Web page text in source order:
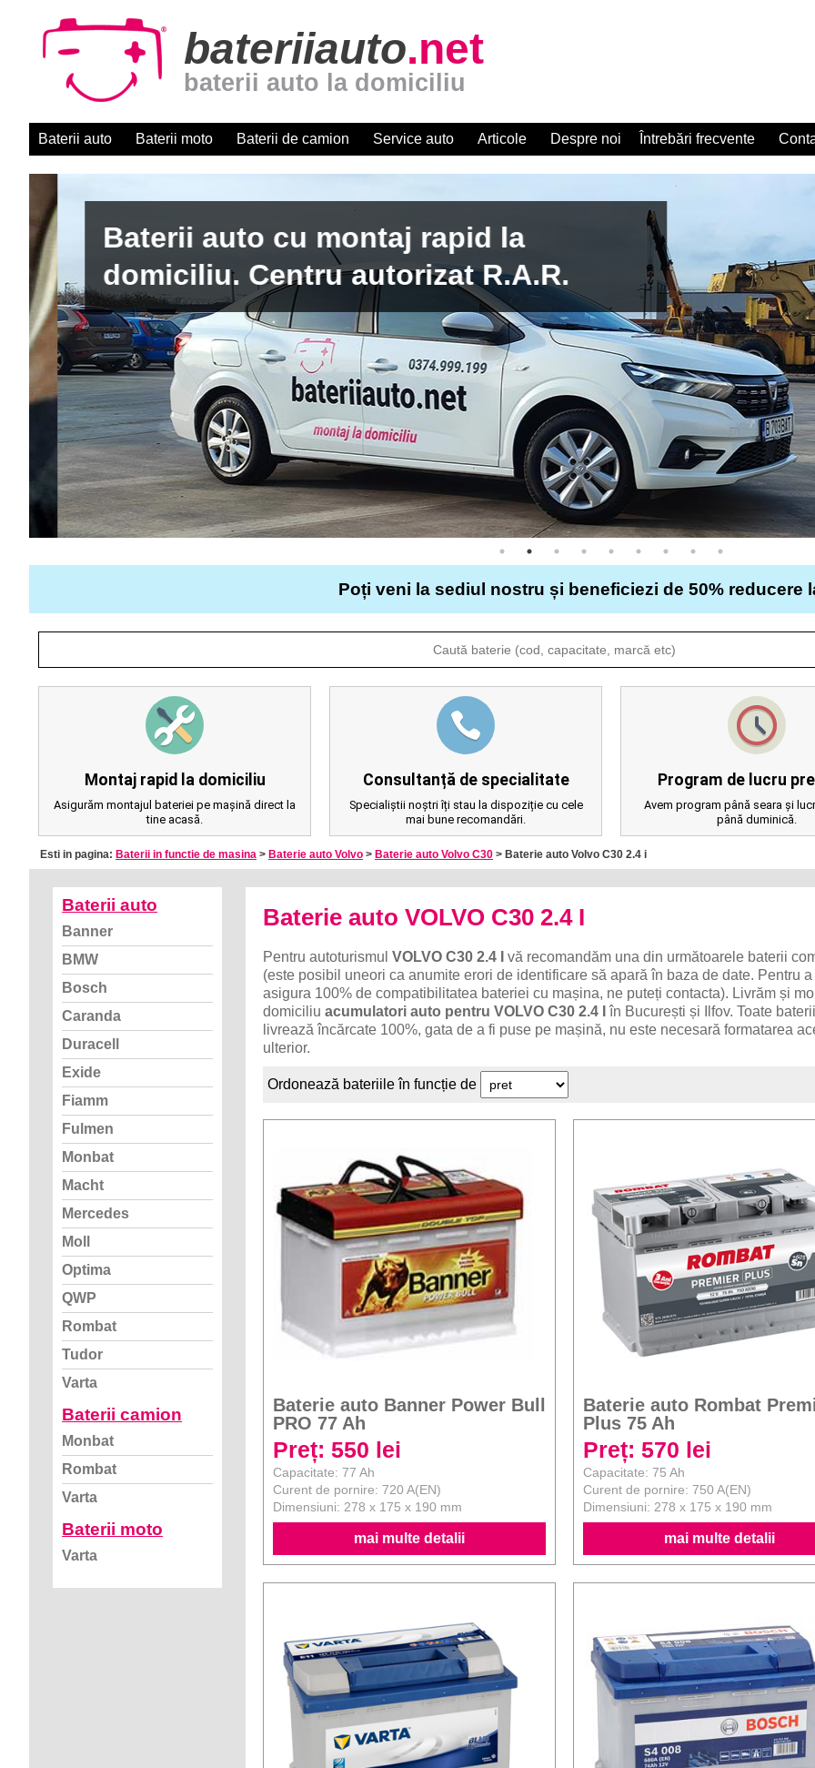
bateriiauto.net
baterii auto la domiciliu
Baterii auto Baterii moto Baterii de camion Service auto Articole Despre noi Întrebări frecvente
Baterii auto cu montaj rapid la
domiciliu. Centru autorizat R.A.R.
Poți veni la sediul nostru și beneficiezi de 50% reducere
Montaj rapid la domiciliu
Asigurăm montajul bateriei pe mașină direct la
tine acasă.
Consultanță de specialitate
Specialiștii noștri îți stau la dispoziție cu cele
mai bune recomandări.
Program de lucru
Avem program până seara și
până duminică.
Esti in pagina: Baterii in functie de masina > Baterie auto Volvo > Baterie auto Volvo C30 > Baterie auto Volvo C30 2.4 i
Baterie auto VOLVO C30 2.4 I
Pentru autoturismulVOLVO C30 2.4 I
vă recomandăm una din următoarele baterii
(este posibil uneori ca anumite erori de identificare să apară în baza de date. Pentru
asigura 100% de compatibilitatea bateriei cu mașina, ne puteți contacta). Livrăm și
domiciliuacumulatori auto pentru VOLVO C30 2.4 I
în București și Ilfov. Toate
livrează încărcate 100%, gata de a fi puse pe mașină, nu este necesară formatarea
ulterior.
Ordonează bateriile în funcție de
Baterie auto Banner Power Bull
PRO 77 Ah
Preț: 550 lei
Capacitate: 77 Ah
Curent de pornire: 720 A(EN)
Dimensiuni: 278 x 175 x 190 mm
mai multe detalii
Baterie auto Rombat
Plus 75 Ah
Preț: 570 lei
Capacitate: 75 Ah
Curent de pornire: 750 A(EN)
Dimensiuni: 278 x 175 x 190 mm
mai multe detalii
Baterii auto
Banner
BMW
Bosch
Caranda
Duracell
Exide
Fiamm
Fulmen
Monbat
Macht
Mercedes
Moll
Optima
QWP
Rombat
Tudor
Varta
Baterii camion
Monbat
Rombat
Varta
Baterii moto
Varta